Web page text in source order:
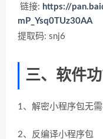
链接: https://
mP_Ysq0TUz30AA
提取码: snj6
三、软件
1、解密小程序包无
2、反编译小程序包